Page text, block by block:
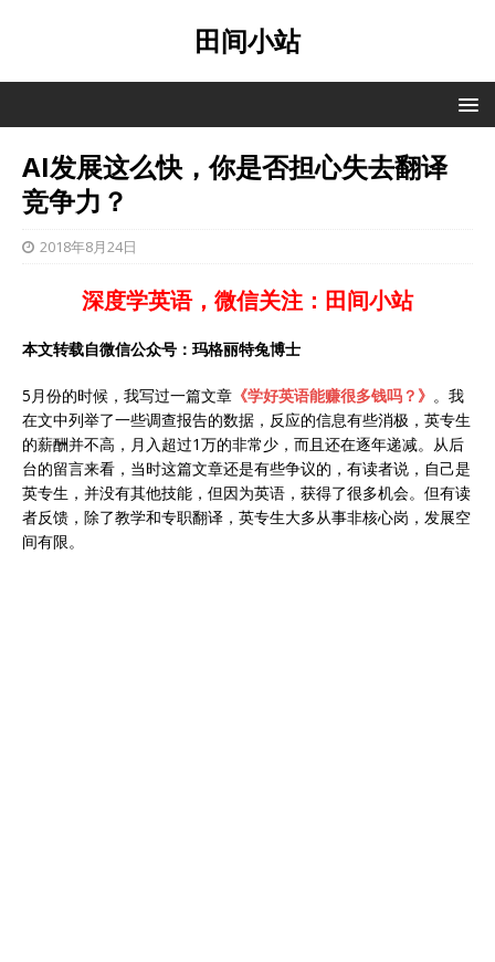
田间小站
AI发展这么快，你是否担心失去翻译
竞争力？
2018年8月24日
深度学英语，微信关注：田间小站
本文转载自微信公众号：玛格丽特兔博士
5月份的时候，我写过一篇文章 《学好英语能赚很多钱吗？》 。我
在文中列举了一些调查报告的数据，反应的信息有些消极，英专生
的薪酬并不高，月入超过1万的非常少，而且还在逐年递减。从后
台的留言来看，当时这篇文章还是有些争议的，有读者说，自己是
英专生，并没有其他技能，但因为英语，获得了很多机会。但有读
者反馈，除了教学和专职翻译，英专生大多从事非核心岗，发展空
间有限。